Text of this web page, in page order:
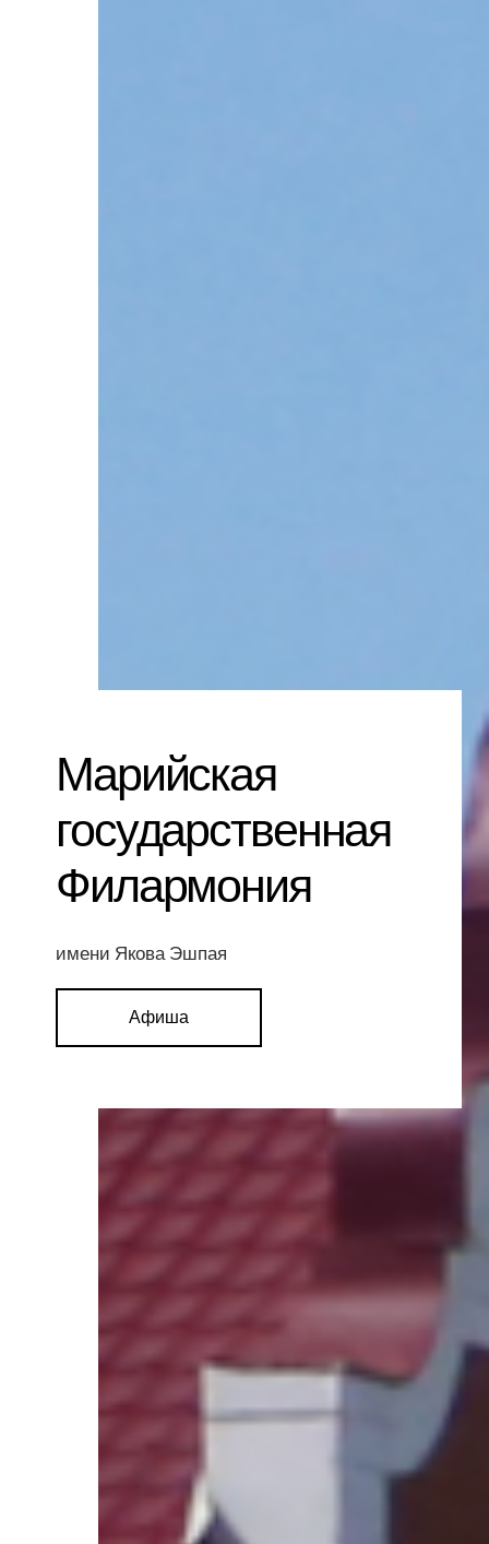
Марийская
государственная
Филармония
имени Якова Эшпая
Афиша